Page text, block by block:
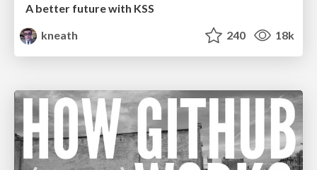
A better future with KSS
kneath
240 18k